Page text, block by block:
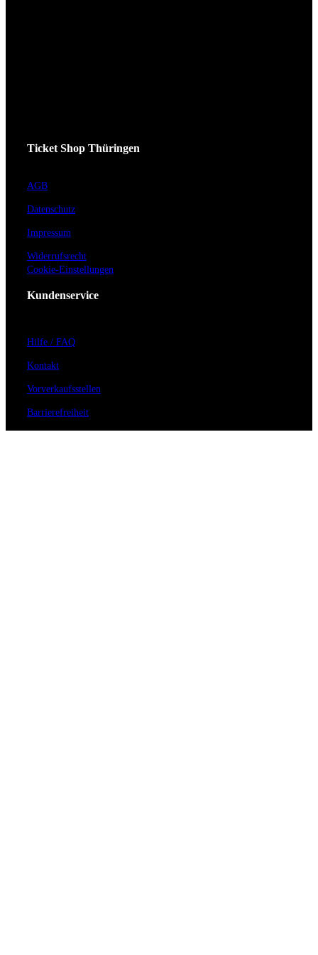
Ticket Shop Thüringen
AGB
Datenschutz
Impressum
Widerrufsrecht
Cookie-Einstellungen
Kundenservice
Hilfe / FAQ
Kontakt
Vorverkaufsstellen
Barrierefreiheit